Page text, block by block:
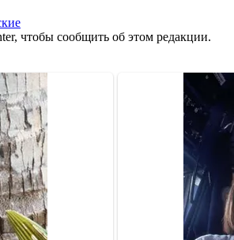
чтобы сообщить об этом редакции.